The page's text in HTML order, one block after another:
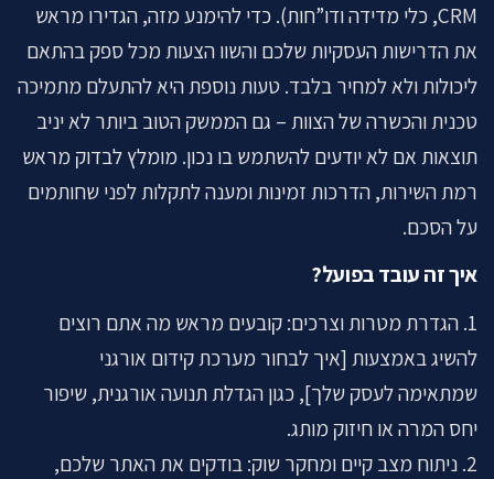
CRM, כלי מדידה ודו”חות). כדי להימנע מזה, הגדירו מראש
את הדרישות העסקיות שלכם והשוו הצעות מכל ספק בהתאם
ליכולות ולא למחיר בלבד. טעות נוספת היא להתעלם מתמיכה
טכנית והכשרה של הצוות – גם הממשק הטוב ביותר לא יניב
תוצאות אם לא יודעים להשתמש בו נכון. מומלץ לבדוק מראש
רמת השירות, הדרכות זמינות ומענה לתקלות לפני שחותמים
על הסכם.
איך זה עובד בפועל?
1. הגדרת מטרות וצרכים: קובעים מראש מה אתם רוצים
להשיג באמצעות [איך לבחור מערכת קידום אורגני
שמתאימה לעסק שלך], כגון הגדלת תנועה אורגנית, שיפור
יחס המרה או חיזוק מותג.
2. ניתוח מצב קיים ומחקר שוק: בודקים את האתר שלכם,